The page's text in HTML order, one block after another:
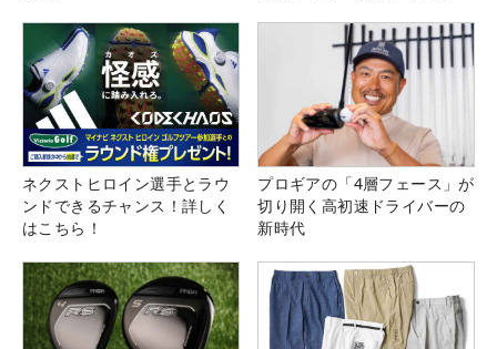
ネクストヒロイン選手とラウ
ンドできるチャンス！詳しく
はこちら！
プロギアの「4層フェース」が
切り開く高初速ドライバーの
新時代